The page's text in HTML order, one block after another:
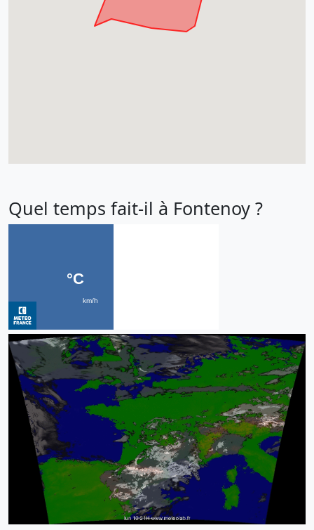
Quel temps fait-il à Fontenoy ?